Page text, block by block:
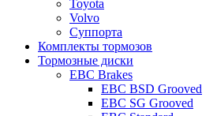
Toyota
Volvo
Суппорта
Комплекты тормозов
Тормозные диски
EBC Brakes
EBC BSD Grooved
EBC SG Grooved